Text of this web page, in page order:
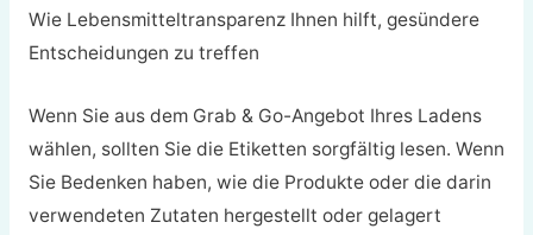
Wie Lebensmitteltransparenz Ihnen hilft, gesündere
Entscheidungen zu treffen
Wenn Sie aus dem Grab & Go-Angebot Ihres Ladens
wählen, sollten Sie die Etiketten sorgfältig lesen. Wenn
Sie Bedenken haben, wie die Produkte oder die darin
verwendeten Zutaten hergestellt oder gelagert